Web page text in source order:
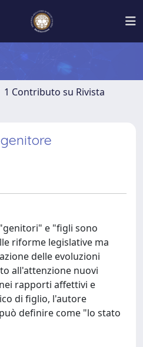
1 Contributo su Rivista
e "figli sono
riforme legislative ma
delle evoluzioni
all'attenzione nuovi
rapporti affettivi e
di figlio, l'autore
definire come "lo stato